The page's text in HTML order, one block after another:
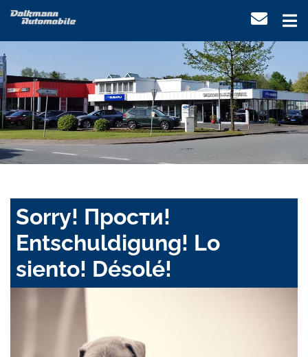
Sorry! Прости!
Entschuldigung! Lo
siento! Désolé!